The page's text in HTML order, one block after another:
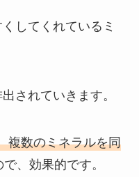
してくれているミ
されていきます。
複数のミネラルを同
で、効果的です。